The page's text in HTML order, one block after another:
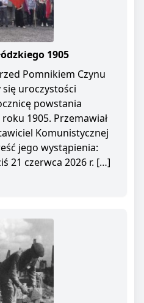
1905
Pomnikiem Czynu
się uroczystości
powstania
1905. Przemawiał
Komunistycznej
jego wystąpienia:
21 czerwca 2026 r. […]